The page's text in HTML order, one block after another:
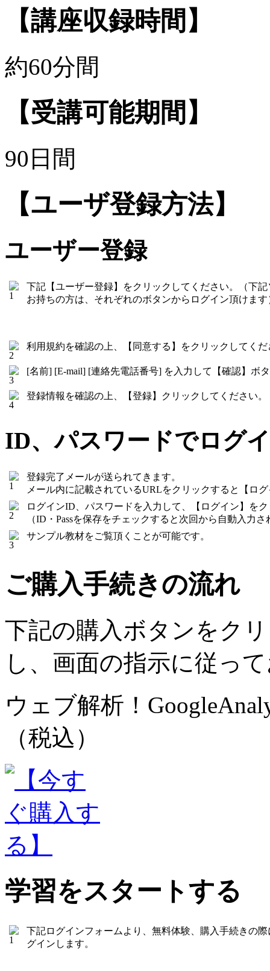
【講座収録時間】
約60分間
【受講可能期間】
90日間
【ユーザ登録方法】
ユーザー登録
下記【ユーザー登録】をクリックしてください。（下
お持ちの方は、それぞれのボタンからログイン頂けます
利用規約を確認の上、【同意する】をクリックしてくだ
[名前] [E-mail] [連絡先電話番号] を入力して【確認】ボ
登録情報を確認の上、【登録】クリックしてください。
ID、パスワードでログ
登録完了メールが送られてきます。
メール内に記載されているURLをクリックすると【ロ
ログインID、パスワードを入力して、【ログイン】を
（ID・Passを保存をチェックすると次回から自動入力さ
サンプル教材をご覧頂くことが可能です。
ご購入手続きの流れ
下記の購入ボタンをク
し、画面の指示に従っ
ウェブ解析！
（税込）
学習をスタートする
下記ログインフォームより、無料体験、購入手続きの
グインします。